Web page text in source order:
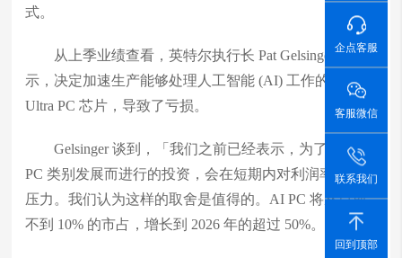
式。
从上季业绩查看，英特尔执行长 Pat Gelsinger表
示，决定加速生产能够处理人工智能 (AI) 工作的 Core
Ultra PC 芯片，导致了亏损。
Gelsinger 谈到，「我们之前已经表示，为了促进 AI
PC 类别发展而进行的投资，会在短期内对利润率造成
压力。我们认为这样的取舍是值得的。AI PC 将从目前
不到 10% 的市占，增长到 2026 年的超过 50%。」
企点客服
客服微信
联系我们
回到顶部